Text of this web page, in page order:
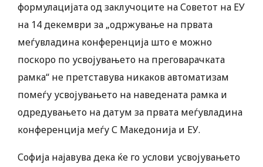
формулацијата од заклучоците на Советот на ЕУ
на 14 декември за „одржување на првата
меѓувладина конференција што е можно
поскоро по усвојувањето на преговарачката
рамка“ не претставува никаков автоматизам
помеѓу усвојувањето на наведената рамка и
одредувањето на датум за првата меѓувладина
конференција меѓу С Македонија и ЕУ.
Софија најавува дека ќе го услови усвојувањето